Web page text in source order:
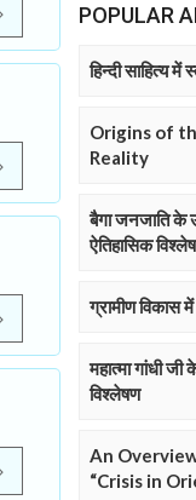
POPULAR
हिन्दी साहित्य में
Origins of
Reality
बैगा जनजाति के
ऐतिहासिक
ग्रामीण विकास
महात्मा गांधी जी
विश्लेषण
An
“Crisis in